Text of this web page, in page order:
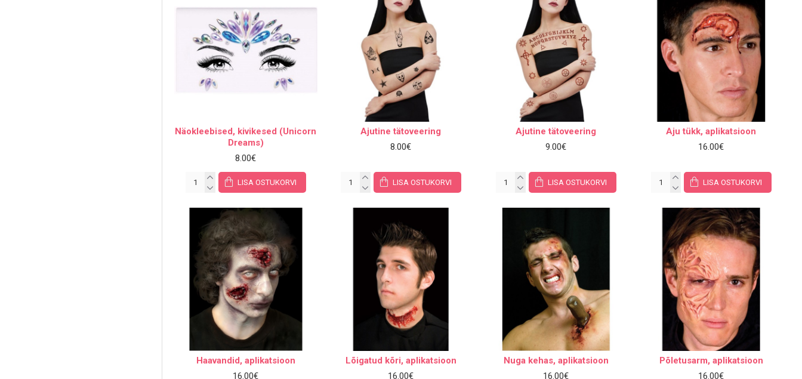
Näokleebised, kivikesed (Unicorn
Dreams)
8.00€
LISA OSTUKORVI
Ajutine tätoveering
8.00€
LISA OSTUKORVI
Ajutine tätoveering
9.00€
LISA OSTUKORVI
Aju tükk, aplikatsioon
16.00€
LISA OSTUKORVI
Haavandid, aplikatsioon
16.00€
Lõigatud kõri, aplikatsioon
16.00€
Nuga kehas, aplikatsioon
16.00€
Põletusarm, aplikatsioon
16.00€